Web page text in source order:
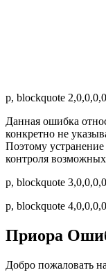
p, blockquote
Данная ошибка
конкретно не
Поэтому
контроля
p, blockquote
p, blockquote
Приора
Добро пожаловать